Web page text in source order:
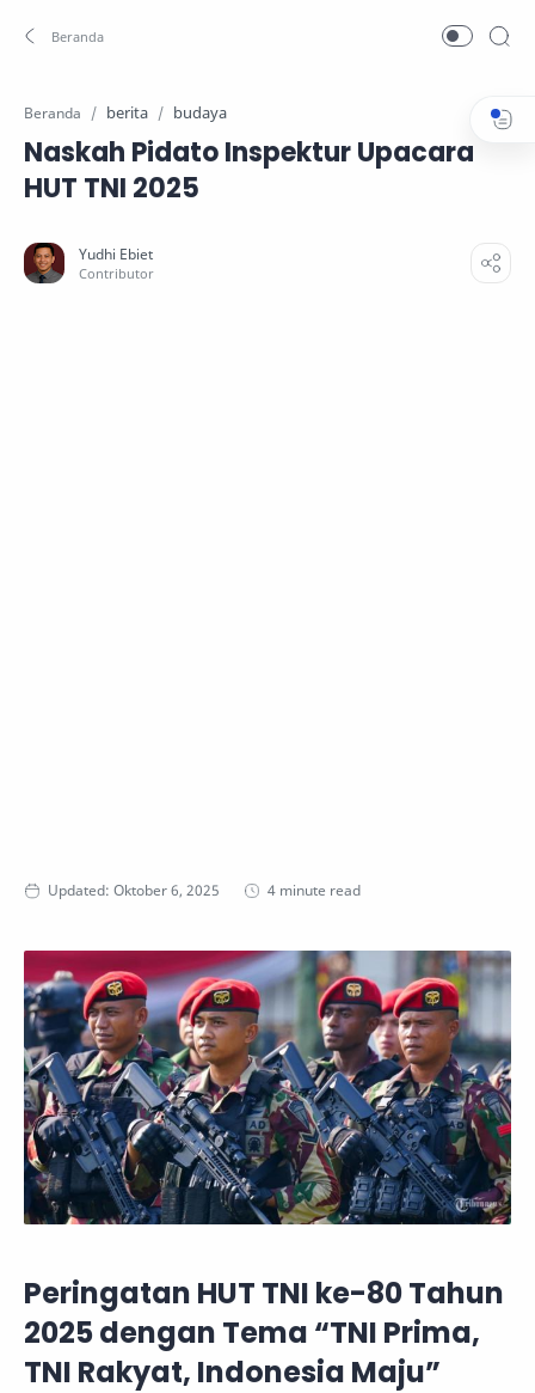
Beranda berita budaya
Naskah Pidato Inspektur Upacara
HUT TNI 2025
4 minute read
Peringatan HUT TNI ke-80 Tahun
2025 dengan Tema “TNI Prima,
TNI Rakyat, Indonesia Maju”